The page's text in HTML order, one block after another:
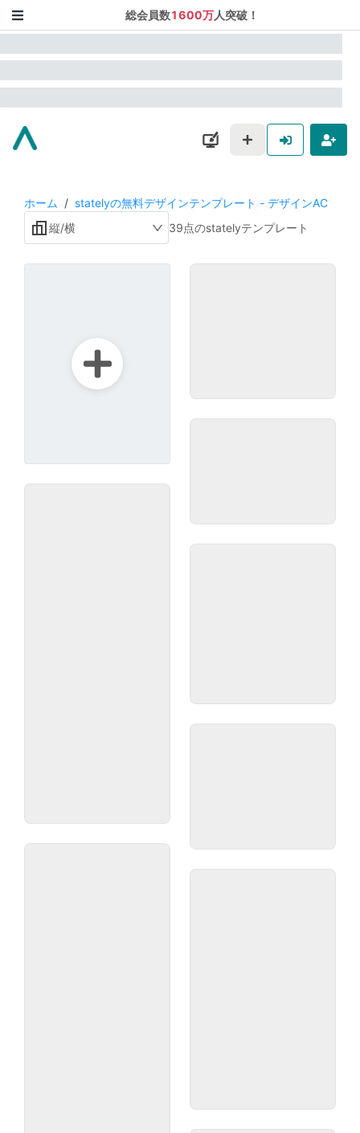
総会員数1600万人突破！
ホーム / statelyの無料デザインテンプレート - デザインAC
縦/横
39点のstatelyテンプレート